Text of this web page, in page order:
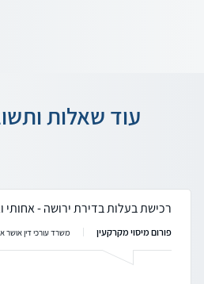
עוד שאלות
רכישת בעלות בדירת ירושה - אחותי
פורום מיסוי מקרקעין משרד עורכי דין אושר